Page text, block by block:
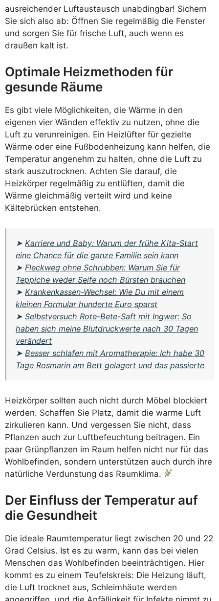
ausreichender Luftaustausch unabdingbar! Sichern
Sie sich also ab: Öffnen Sie regelmäßig die Fenster
und sorgen Sie für frische Luft, auch wenn es
draußen kalt ist.
Optimale Heizmethoden für
gesunde Räume
Es gibt viele Möglichkeiten, die Wärme in den
eigenen vier Wänden effektiv zu nutzen, ohne die
Luft zu verunreinigen. Ein Heizlüfter für gezielte
Wärme oder eine Fußbodenheizung kann helfen, die
Temperatur angenehm zu halten, ohne die Luft zu
stark auszutrocknen. Achten Sie darauf, die
Heizkörper regelmäßig zu entlüften, damit die
Wärme gleichmäßig verteilt wird und keine
Kältebrücken entstehen.
➤ Karriere und Baby: Warum der frühe Kita-Start
eine Chance für die ganze Familie sein kann
➤ Fleckweg ohne Schrubben: Warum Sie für
Teppiche weder Seife noch Bürsten brauchen
➤ Krankenkassen-Wechsel: Wie Du mit einem
kleinen Formular hunderte Euro sparst
➤Selbstversuch Rote-Bete-Saft mit Ingwer: So
haben sich meine Blutdruckwerte nach 30 Tagen
verändert
➤ Besser schlafen mit Aromatherapie: Ich habe 30
Tage Rosmarin am Bett gelagert und das passierte
Heizkörper sollten auch nicht durch Möbel blockiert
werden. Schaffen Sie Platz, damit die warme Luft
zirkulieren kann. Und vergessen Sie nicht, dass
Pflanzen auch zur Luftbefeuchtung beitragen. Ein
paar Grünpflanzen im Raum helfen nicht nur für das
Wohlbefinden, sondern unterstützen auch durch ihre
natürliche Verdunstung das Raumklima.
Der Einfluss der Temperatur auf
die Gesundheit
Die ideale Raumtemperatur liegt zwischen 20 und 22
Grad Celsius. Ist es zu warm, kann das bei vielen
Menschen das Wohlbefinden beeinträchtigen. Hier
kommt es zu einem Teufelskreis: Die Heizung läuft,
die Luft trocknet aus, Schleimhäute werden